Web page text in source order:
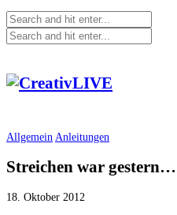
Allgemein Anleitungen
Streichen war gestern…
18. Oktober 2012